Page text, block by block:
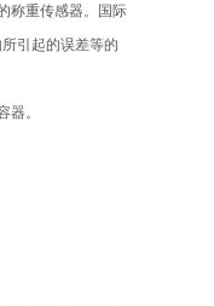
称重传感器。国际
引起的误差等的
。